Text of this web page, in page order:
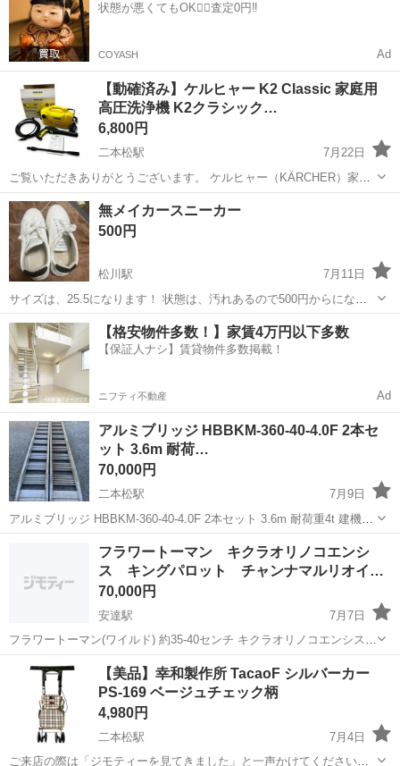
状態が悪くてもOK🙆‍♀️査定0円‼️
COYASH Ad
【動確済み】ケルヒャー K2 Classic 家庭用
高圧洗浄機 K2クラシック…
6,800円
二本松駅
7月22日
ご覧いただきありがとうございます。 ケルヒャー（KÄRCHER）家庭
用高圧洗浄機「K2 Classic」です。 コンパクトで軽量なモデルのた
め、持ち運びや収納にも便利です。 洗車や玄関、ベランダ、外壁など
の清掃に幅広くお...
福島 二本松市 二本松駅
無メイカースニーカー
500円
松川駅
7月11日
サイズは、25.5になります！ 状態は、汚れあるので500円からになり
ます
福島 二本松市 松川駅 その他 状態
【格安物件多数！】家賃4万円以下多数
【保証人ナシ】賃貸物件多数掲載！
ニフティ不動産 Ad
アルミブリッジ HBBKM-360-40-4.0F 2本セ
ット 3.6m 耐荷…
70,000円
二本松駅
7月9日
アルミブリッジ HBBKM-360-40-4.0F 2本セット 3.6m 耐荷重4t 建機用
ラダー 長谷川工業製 アルミブリッジ 型番：HBBKM-360-40-4.0F で
す。 小型建機・ミニユンボ・重機の積み込み...
二本松駅 その他 ブリッジ
フラワートーマン キクラオリノコエンシ
ス キングパロット チャンナマルリオイデ
ス
70,000円
安達駅
7月7日
フラワートーマン(ワイルド) 約35-40センチ キクラオリノコエンシス
(ワイルド)約30センチ キングパロット18-20センチ チャンナマルリオ
イデスイエロー約40センチ 餌は人工飼料食べます。基本何でも食べま
す。 ※...
福島 二本松市 安達駅 その他
【美品】幸和製作所 TacaoF シルバーカー
PS-169 ベージュチェック柄
4,980円
二本松駅
7月4日
ご来店の際は「ジモティーを見てきました」と一声かけてください★